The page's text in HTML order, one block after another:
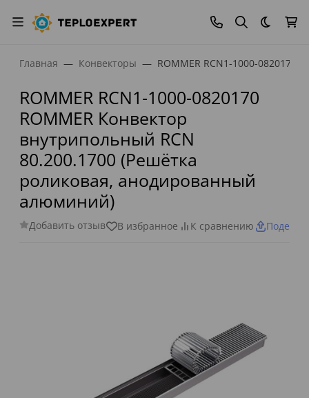
Темная
Главная Конвекторы ROMMER RCN1-1000-0820170
ROMMER RCN1-1000-0820170
ROMMER Конвектор
внутрипольный RCN
80.200.1700 (Решётка
роликовая, анодированный
алюминий)
Добавить отзыв В избранное К сравнению